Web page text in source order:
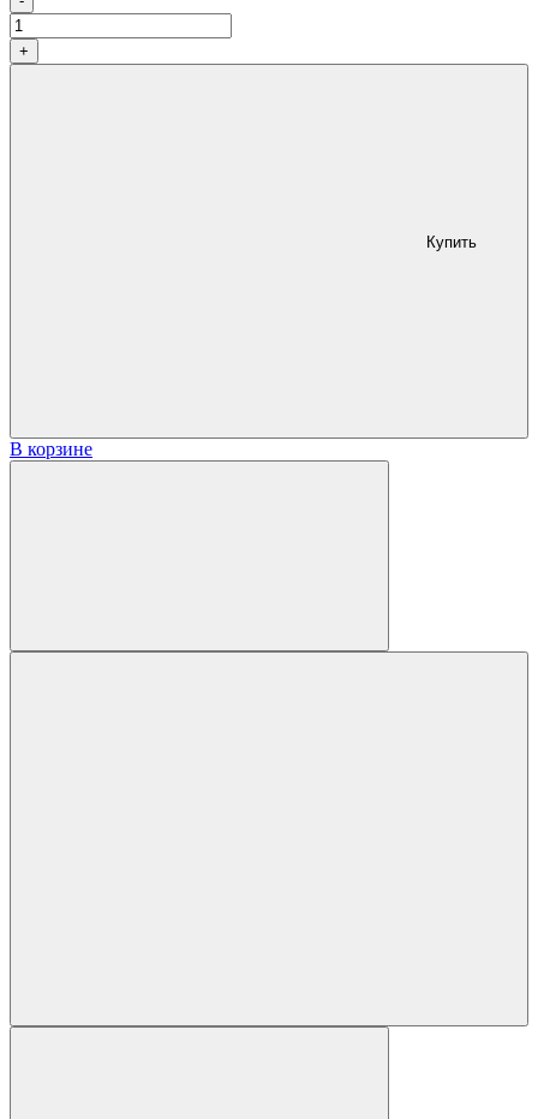
+
Купить
В корзине